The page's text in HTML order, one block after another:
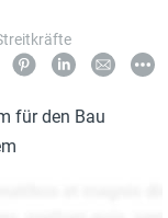
für den Bau